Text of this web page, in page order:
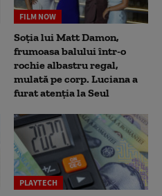
FILM NOW
Soția lui Matt Damon,
frumoasa balului într-o
rochie albastru regal,
mulată pe corp. Luciana a
furat atenția la Seul
PLAYTECH